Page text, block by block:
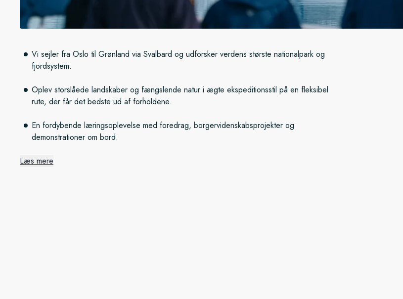
Vi sejler fra Oslo til Grønland via Svalbard og udforsker verdens største nationalpark og
fjordsystem.
Oplev storslåede landskaber og fængslende natur i ægte ekspeditionsstil på en fleksibel
rute, der får det bedste ud af forholdene.
En fordybende læringsoplevelse med foredrag, borgervidenskabsprojekter og
demonstrationer om bord.
Fra Svalbard til Grønland
Læs mere